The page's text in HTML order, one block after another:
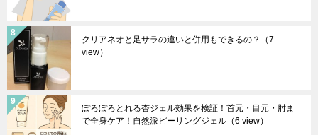
クリアネオと足サラの違いと併用もできるの？
（7
view）
ぽろぽろとれる杏ジェル効果を検証！首元・目元・肘ま
で全身ケア！自然派ピーリングジェル （6 view）